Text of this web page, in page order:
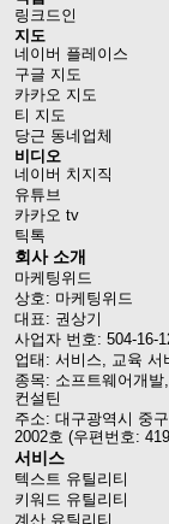
링크드인
지도
네이버 플레이스
구글 지도
카카오 지도
티 지도
당근 동네업체
비디오
네이버 치지직
유튜브
카카오 tv
틱톡
회사 소개
마케팅위드
상호: 마케팅위드
대표: 권상기
사업자 번호: 504-16-
업태: 서비스, 교육 서
종목: 소프트웨어개
컨설틴
주소: 대구광역시 중
2002호 (우편번호:
서비스
텍스트 유틸리티
키워드 유틸리티
계산 유틸리티